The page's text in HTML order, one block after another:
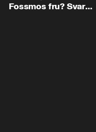
Fossmos fru? Svar